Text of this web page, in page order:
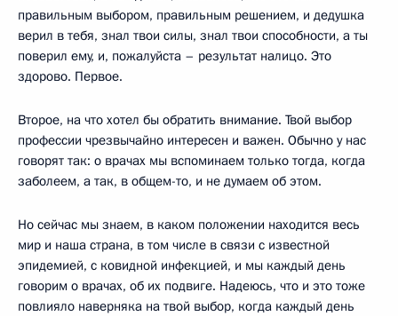
правильным выбором, правильным решением, и дедушка
верил в тебя, знал твои силы, знал твои способности, а ты
поверил ему, и, пожалуйста – результат налицо. Это
здорово. Первое.
Второе, на что хотел бы обратить внимание. Твой выбор
профессии чрезвычайно интересен и важен. Обычно у нас
говорят так: о врачах мы вспоминаем только тогда, когда
заболеем, а так, в общем-то, и не думаем об этом.
Но сейчас мы знаем, в каком положении находится весь
мир и наша страна, в том числе в связи с известной
эпидемией, с ковидной инфекцией, и мы каждый день
говорим о врачах, об их подвиге. Надеюсь, что и это тоже
повлияло наверняка на твой выбор, когда каждый день